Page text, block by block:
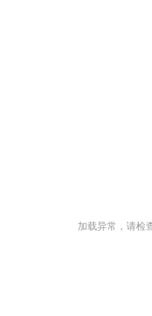
加载异常，请检